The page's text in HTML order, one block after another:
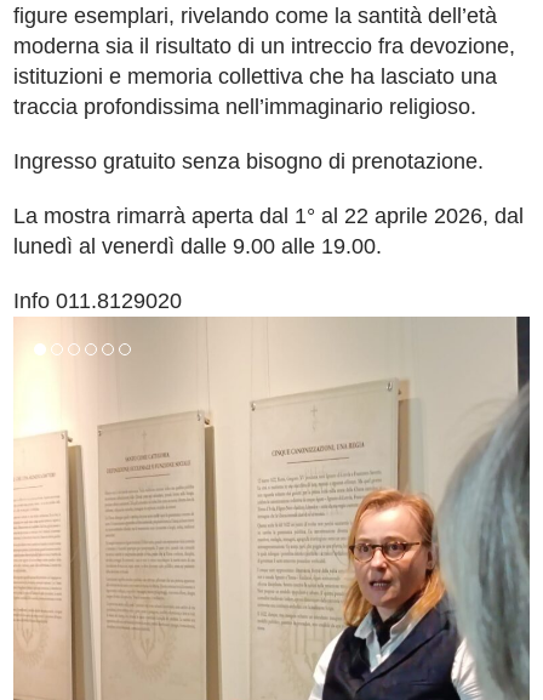
figure esemplari, rivelando come la santità dell’età
moderna sia il risultato di un intreccio fra devozione,
istituzioni e memoria collettiva che ha lasciato una
traccia profondissima nell’immaginario religioso.
Ingresso gratuito senza bisogno di prenotazione.
La mostra rimarrà aperta dal 1° al 22 aprile 2026, dal
lunedì al venerdì dalle 9.00 alle 19.00.
Info 011.8129020